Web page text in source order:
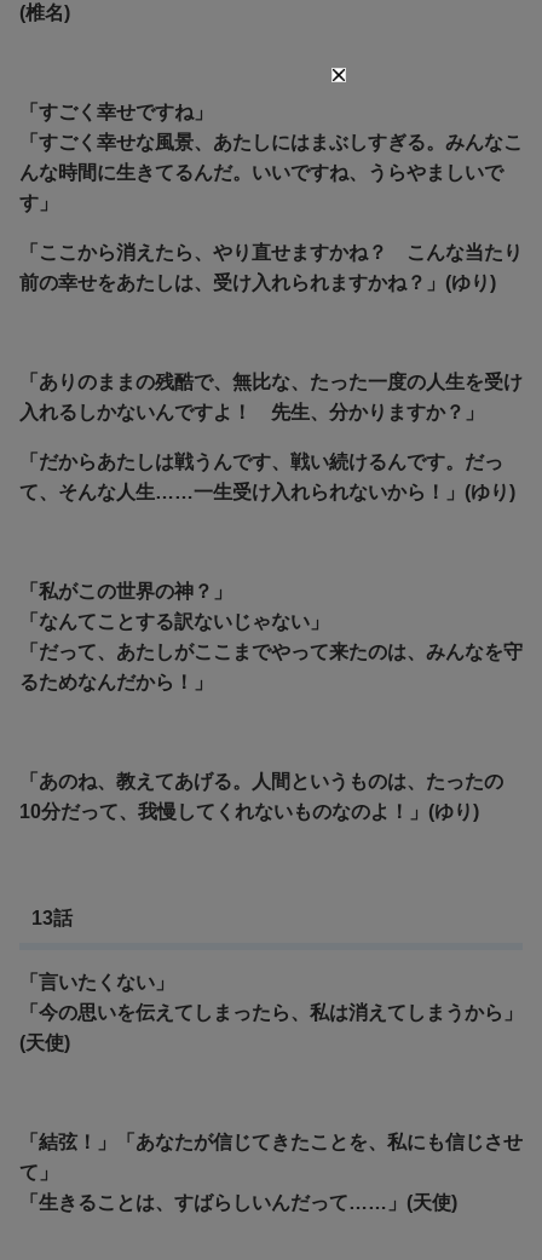
(椎名)
「すごく幸せですね」
「すごく幸せな風景、あたしにはまぶしすぎる。みんなこ
んな時間に生きてるんだ。いいですね、うらやましいで
す」
「ここから消えたら、やり直せますかね？ こんな当たり
前の幸せをあたしは、受け入れられますかね？」(ゆり)
「ありのままの残酷で、無比な、たった一度の人生を受け
入れるしかないんですよ！ 先生、分かりますか？」
「だからあたしは戦うんです、戦い続けるんです。だっ
て、そんな人生……一生受け入れられないから！」(ゆり)
「私がこの世界の神？」
「なんてことする訳ないじゃない」
「だって、あたしがここまでやって来たのは、みんなを守
るためなんだから！」
「あのね、教えてあげる。人間というものは、たったの
10分だって、我慢してくれないものなのよ！」(ゆり)
13話
「言いたくない」
「今の思いを伝えてしまったら、私は消えてしまうから」
(天使)
「結弦！」「あなたが信じてきたことを、私にも信じさせ
て」
「生きることは、すばらしいんだって……」(天使)